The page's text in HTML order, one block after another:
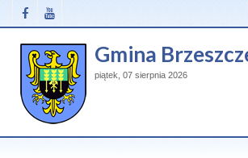
Gmina
piątek, 07 sierpnia 2026